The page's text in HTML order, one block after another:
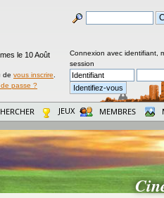
le 10 Août
de vous inscrire
passe ?
Connexion avec identifiant,
session
JEUX MEMBRES